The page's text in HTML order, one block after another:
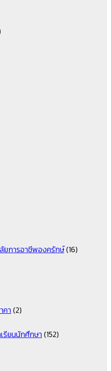
ยการอาชีพองครักษ์(16)
คา (2)
รียนนักศึกษา (152)